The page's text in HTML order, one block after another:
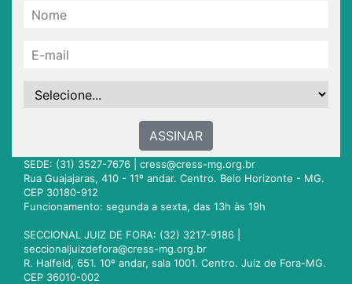
ASSINAR
SEDE: (31) 3527-7676 | cress@cress-mg.org.br
Rua Guajajaras, 410 - 11º andar. Centro. Belo Horizonte - MG.
CEP 30180-912
Funcionamento: segunda a sexta, das 13h às 19h
SECCIONAL JUIZ DE FORA: (32) 3217-9186 |
seccionaljuizdefora@cress-mg.org.br
R. Halfeld, 651. 10º andar, sala 1001. Centro. Juiz de Fora-MG.
CEP 36010-002